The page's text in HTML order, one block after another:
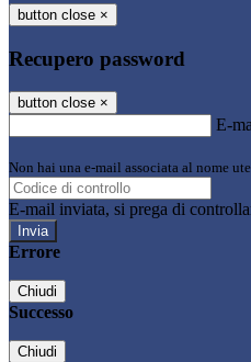
button close ×
Recupero password
button close ×
E-
Non hai una e-mail associata al nome
E-mail inviata, si prega di
Errore
Chiudi
Successo
Chiudi